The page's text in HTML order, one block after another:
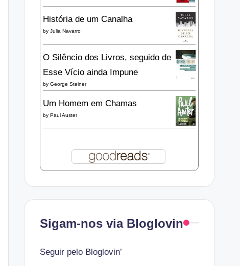
História de um Canalha
by Julia Navarro
O Silêncio dos Livros, seguido de
Esse Vício ainda Impune
by George Steiner
Um Homem em Chamas
by Paul Auster
Sigam-nos via Bloglovin
Seguir pelo Bloglovin’